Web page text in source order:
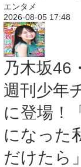
エンタメ
2026-08-05 17:48
乃木坂46
週刊少年
に登場！
になった
だけたら」